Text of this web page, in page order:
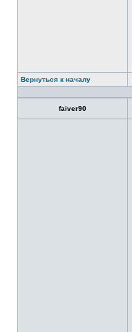
Вернуться к началу
faiver90